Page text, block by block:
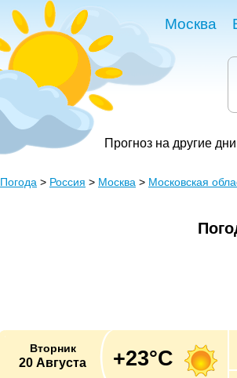
Москва
Прогноз на другие
Погода > Россия > Москва > Московская
Вторник
20 Августа +23°C